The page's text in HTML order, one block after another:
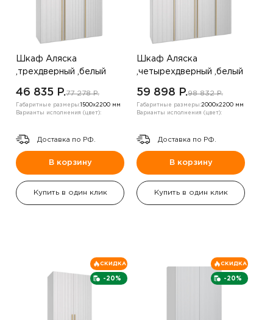
Шкаф Аляска
,трехдверный ,белый
46 835 P.77 278 P.
Габаритные размеры: 1500х2200 мм
Варианты исполнения (цвет):
Доставка по РФ.
В корзину
Купить в один клик
Шкаф Аляска
,четырехдверный ,белый
59 898 P.98 832 P.
Габаритные размеры:2000х2200 мм
Варианты исполнения (цвет):
Доставка по РФ.
В корзину
Купить в один клик
-20%
СКИДКА
-20%
СКИДКА